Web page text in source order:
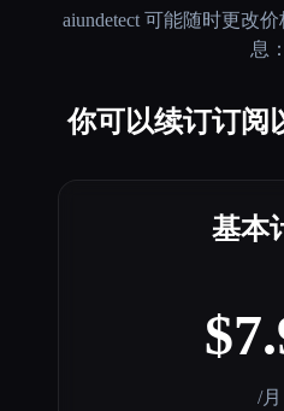
aiundetect 可能随时更改
息：
你可以续订订阅
基本
/月